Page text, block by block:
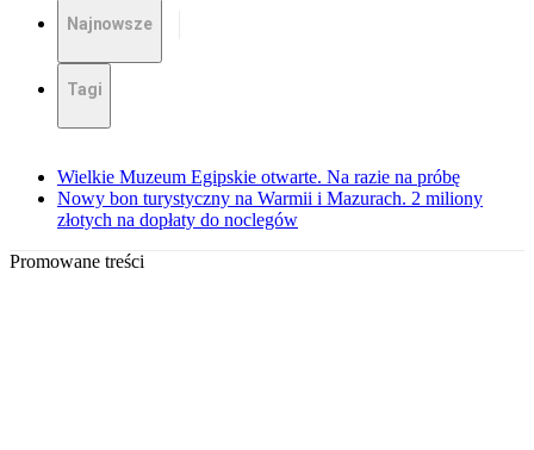
Najnowsze
Tagi
Wielkie Muzeum Egipskie otwarte. Na razie na próbę
Nowy bon turystyczny na Warmii i Mazurach. 2 miliony
złotych na dopłaty do noclegów
Promowane treści